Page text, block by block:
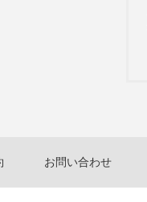
お問い合わせ